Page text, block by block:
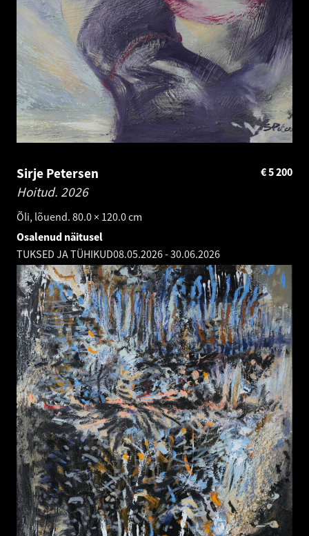
Sirje Petersen
Hoitud. 2026
Õli, lõuend. 80.0 × 120.0 cm
5 200
€
Osalenud näitusel
TUKSED JA TÜHIKUD08.05.2026-30.06.2026